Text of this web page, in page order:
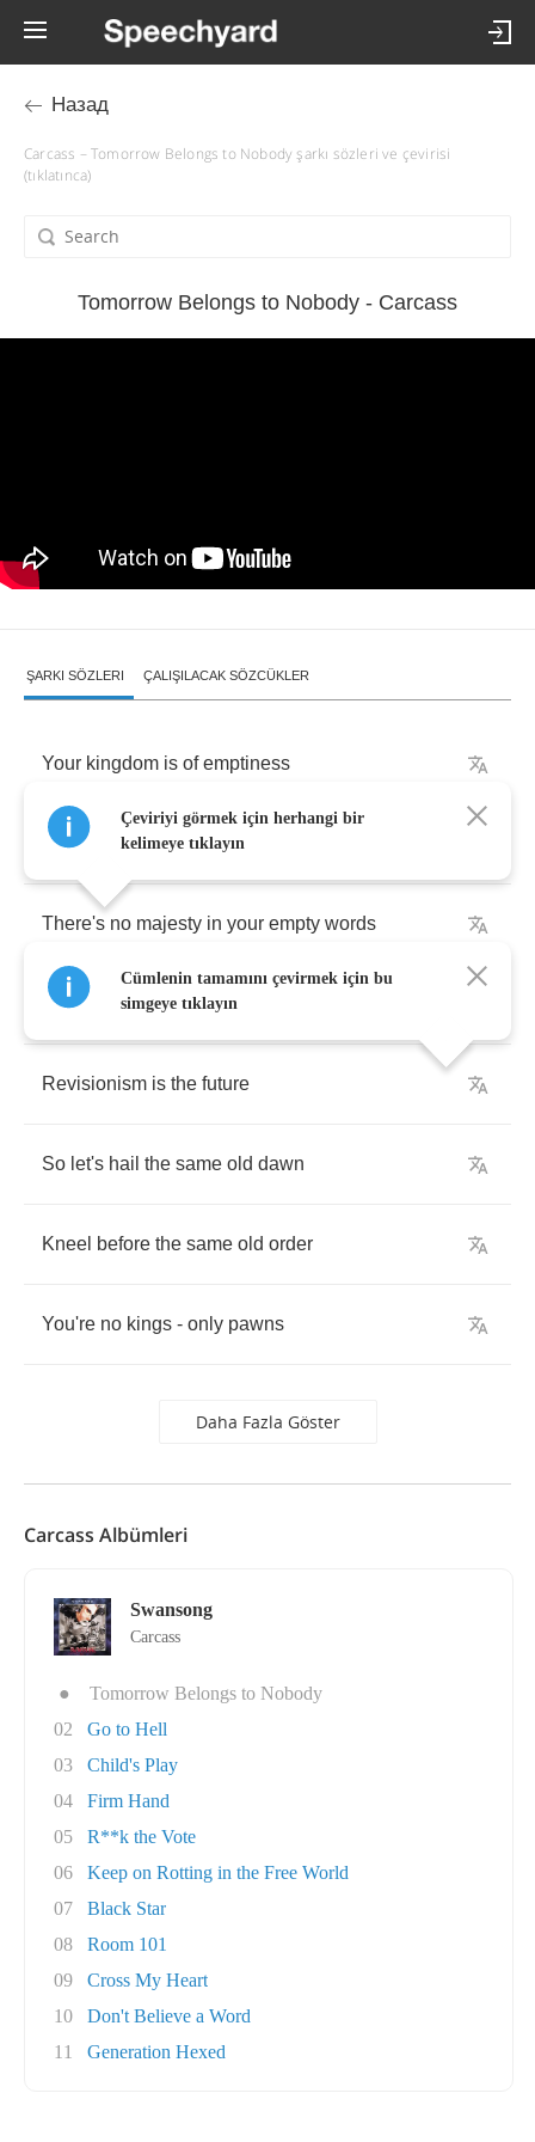
Назад
Carcass – Tomorrow Belongs to Nobody şarkı sözleri ve çevirisi
(tıklatınca)
Tomorrow Belongs to Nobody - Carcass
ŞARKI SÖZLERI ÇALIŞILACAK SÖZCÜKLER
Your kingdom is of emptiness
Invisible empire of illusion
There's no majesty in your empty words
Your ideology-self delusion
Revisionism is the future
So let's hail the same old dawn
Kneel before the same old order
You're no kings - only pawns
Daha Fazla Göster
Çeviriyi görmek için herhangi bir
kelimeye tıklayın
Cümlenin tamamını çevirmek için bu
simgeye tıklayın
Carcass Albümleri
Swansong
Carcass
●
Tomorrow Belongs to Nobody
02
Go to Hell
03
Child's Play
04
Firm Hand
05
R**k the Vote
06
Keep on Rotting in the Free World
07
Black Star
08
Room 101
09
Cross My Heart
10
Don't Believe a Word
11
Generation Hexed